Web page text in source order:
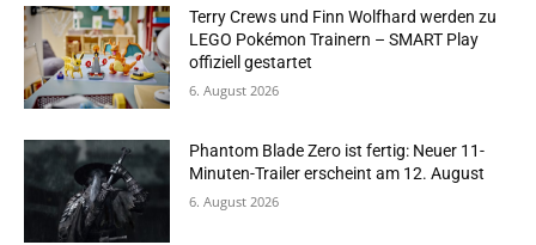
Terry Crews und Finn Wolfhard werden zu
LEGO Pokémon Trainern – SMART Play
offiziell gestartet
6. August 2026
Phantom Blade Zero ist fertig: Neuer 11-
Minuten-Trailer erscheint am 12. August
6. August 2026